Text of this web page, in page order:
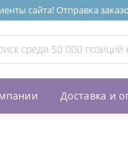
сайта! Отправка
Доставка и